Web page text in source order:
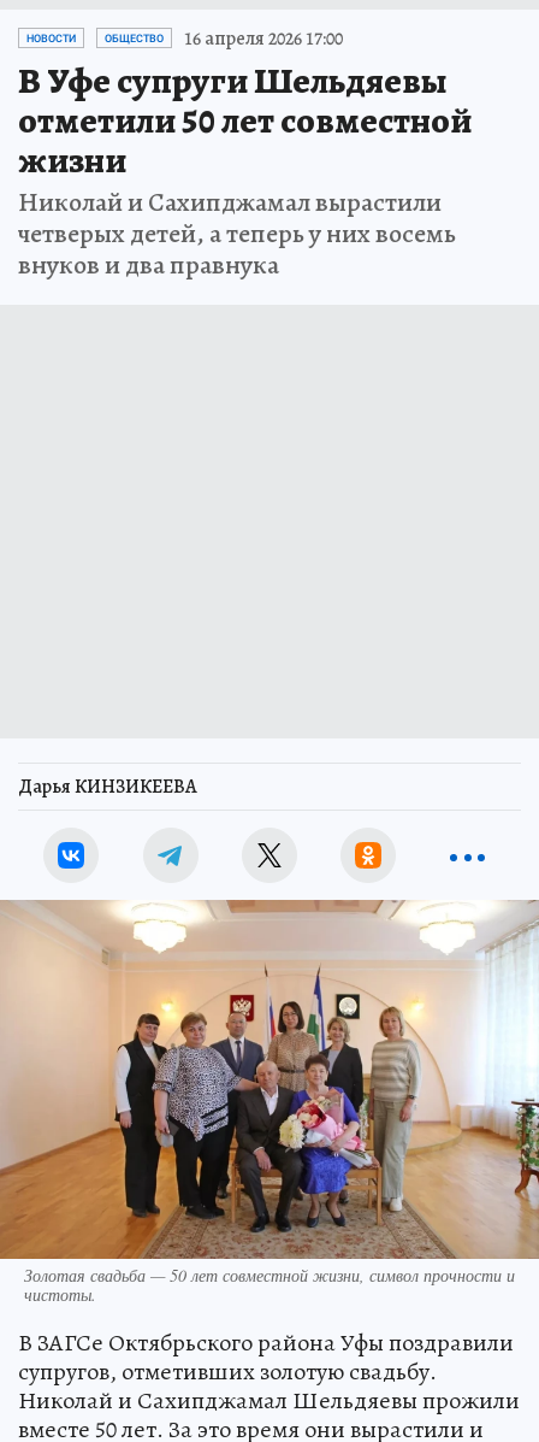
НОВОСТИ ОБЩЕСТВО 16 апреля 2026 17:00
В Уфе супруги Шельдяевы
отметили 50 лет совместной
жизни
Николай и Сахипджамал вырастили
четверых детей, а теперь у них восемь
внуков и два правнука
Дарья КИНЗИКЕЕВА
Золотая свадьба — 50 лет совместной жизни, символ прочности и
чистоты.
В ЗАГСе Октябрьского района Уфы поздравили
супругов, отметивших золотую свадьбу.
Николай и Сахипджамал Шельдяевы прожили
вместе 50 лет. За это время они вырастили и